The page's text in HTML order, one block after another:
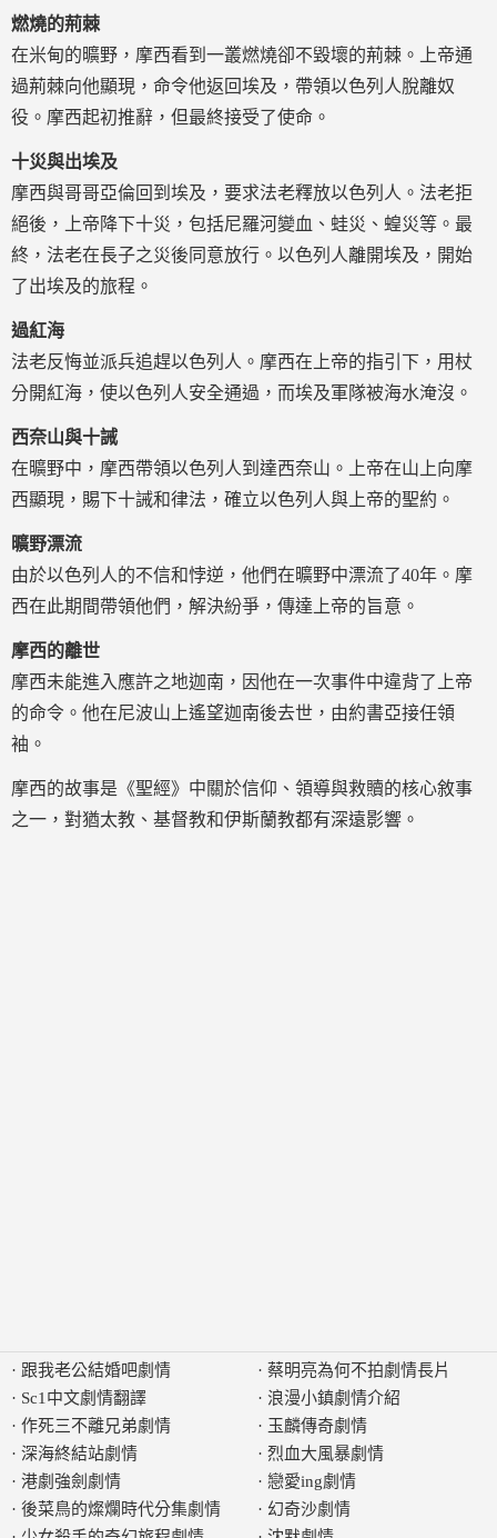
燃燒的荊棘
在米甸的曠野，摩西看到一叢燃燒卻不毀壞的荊棘。上帝通
過荊棘向他顯現，命令他返回埃及，帶領以色列人脫離奴
役。摩西起初推辭，但最終接受了使命。
十災與出埃及
摩西與哥哥亞倫回到埃及，要求法老釋放以色列人。法老拒
絕後，上帝降下十災，包括尼羅河變血、蛙災、蝗災等。最
終，法老在長子之災後同意放行。以色列人離開埃及，開始
了出埃及的旅程。
過紅海
法老反悔並派兵追趕以色列人。摩西在上帝的指引下，用杖
分開紅海，使以色列人安全通過，而埃及軍隊被海水淹沒。
西奈山與十誡
在曠野中，摩西帶領以色列人到達西奈山。上帝在山上向摩
西顯現，賜下十誡和律法，確立以色列人與上帝的聖約。
曠野漂流
由於以色列人的不信和悖逆，他們在曠野中漂流了40年。摩
西在此期間帶領他們，解決紛爭，傳達上帝的旨意。
摩西的離世
摩西未能進入應許之地迦南，因他在一次事件中違背了上帝
的命令。他在尼波山上遙望迦南後去世，由約書亞接任領
袖。
摩西的故事是《聖經》中關於信仰、領導與救贖的核心敘事
之一，對猶太教、基督教和伊斯蘭教都有深遠影響。
· 跟我老公結婚吧劇情
· Sc1中文劇情翻譯
· 作死三不離兄弟劇情
· 深海終結站劇情
· 港劇強劍劇情
· 後菜鳥的燦爛時代分集劇情
· 蔡明亮為何不拍劇情長片
· 浪漫小鎮劇情介紹
· 玉麟傳奇劇情
· 烈血大風暴劇情
· 戀愛ing劇情
· 幻奇沙劇情